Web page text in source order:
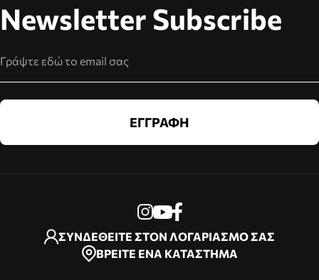
Newsletter Subscribe
ΕΓΓΡΑΦΗ
ΣΥΝΔΕΘΕΙΤΕ ΣΤΟΝ ΛΟΓΑΡΙΑΣΜΟ ΣΑΣ
ΒΡΕΙΤΕ ΕΝΑ ΚΑΤΑΣΤΗΜΑ